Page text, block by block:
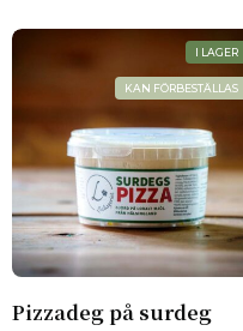
KAN FÖRBESTÄLLAS
I LAGER
Pizzadeg på surdeg